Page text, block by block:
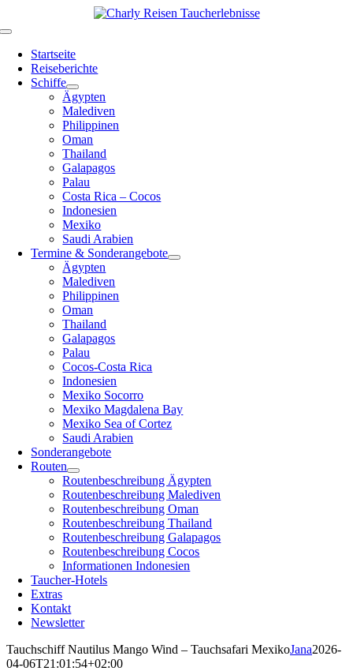
Inhalt
Toggle
NavigationStartseite
Reiseberichte
Schiffe
Ägypten
Malediven
Philippinen
Oman
Thailand
Galapagos
Palau
Costa Rica – Cocos
Indonesien
Mexiko
Saudi Arabien
Termine & Sonderangebote
Ägypten
Malediven
Philippinen
Oman
Thailand
Galapagos
Palau
Cocos-Costa Rica
Indonesien
Mexiko Socorro
Mexiko Magdalena Bay
Mexiko Sea of Cortez
Saudi Arabien
Sonderangebote
Routen
Routenbeschreibung Ägypten
Routenbeschreibung Malediven
Routenbeschreibung Oman
Routenbeschreibung Thailand
Routenbeschreibung Galapagos
Routenbeschreibung Cocos
Informationen Indonesien
Taucher-Hotels
Extras
Kontakt
Newsletter
Tauchschiff Nautilus Mango Wind – Tauchsafari MexikoJana2026-
04-06T21:01:54+02:00